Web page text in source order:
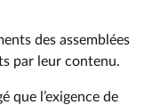
des assemblées
par leur contenu.
que l’exigence de